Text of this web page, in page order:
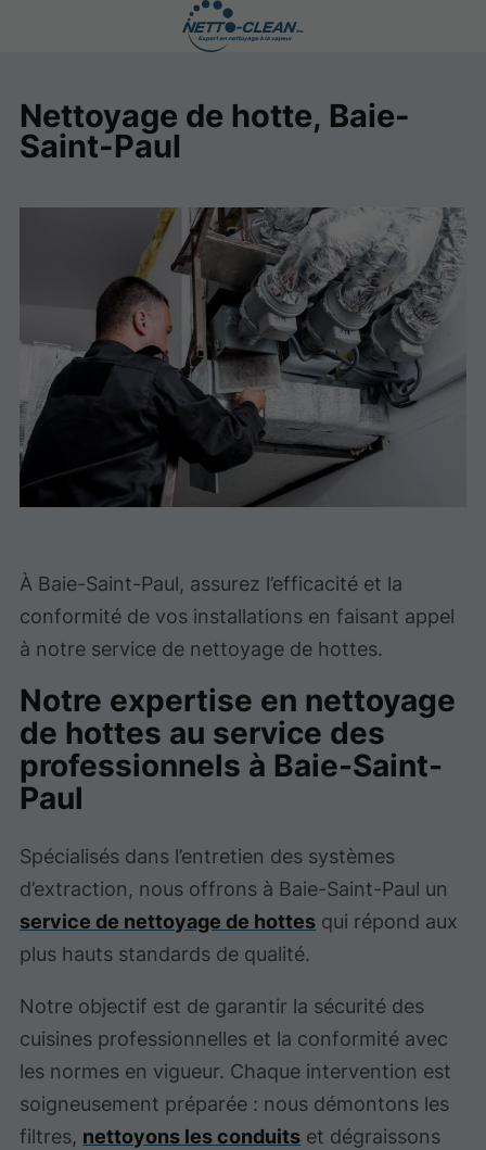
Nettoyage de hotte, Baie-
Saint-Paul
À Baie-Saint-Paul, assurez l’efficacité et la
conformité de vos installations en faisant appel
à notre service de nettoyage de hottes.
Notre expertise en nettoyage
de hottes au service des
professionnels à Baie-Saint-
Paul
Spécialisés dans l’entretien des systèmes
d’extraction, nous offrons à Baie-Saint-Paul un
service de nettoyage de hottes qui répond aux
plus hauts standards de qualité.
Notre objectif est de garantir la sécurité des
cuisines professionnelles et la conformité avec
les normes en vigueur. Chaque intervention est
soigneusement préparée : nous démontons les
filtres, nettoyons les conduits et dégraissons